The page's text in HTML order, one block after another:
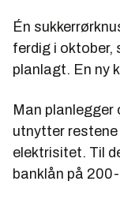
Én
ferdig i oktober,
planlagt. En ny
Man planlegger
utnytter
elektrisitet. Til
banklån på